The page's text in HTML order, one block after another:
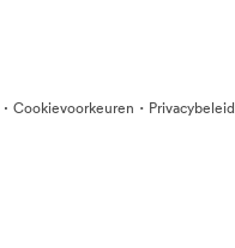
· Cookievoorkeuren · Privacybeleid